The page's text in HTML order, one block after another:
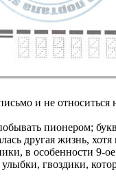
и не относиться
пионером;
другая жизнь,
в особенности
гвоздики,